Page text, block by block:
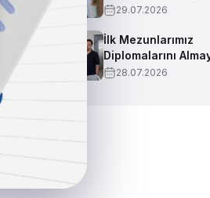
Tercih Tanıtım
29.07.2026
İlk Mezunlarımız
Diplomalarını
Başladı
28.07.2026